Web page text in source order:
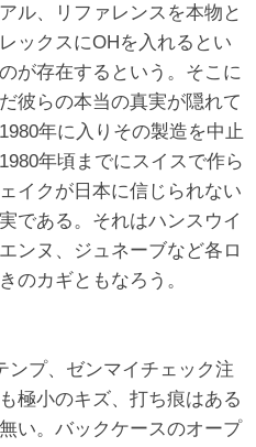
ル、リファレンスを本物と
ックスにOHを入れるとい
が存在するという。そこに
彼らの本当の真実が隠れて
年に入りその製造を中止
年頃までにスイスで作ら
イクが日本に信じられない
である。それはハンスウイ
ンヌ、ジュネーブなど各ロ
のカギともなろう。
ンプ、ゼンマイチェック注
極小のキズ、打ち痕はある
い。バックケースのオープ